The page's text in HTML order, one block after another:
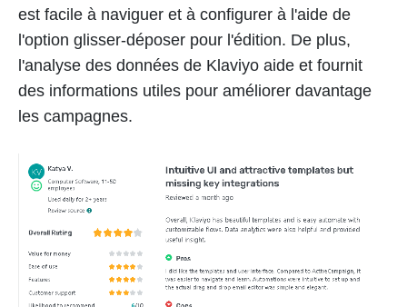
est facile à naviguer et à configurer à l'aide de
l'option glisser-déposer pour l'édition. De plus,
l'analyse des données de Klaviyo aide et fournit
des informations utiles pour améliorer davantage
les campagnes.